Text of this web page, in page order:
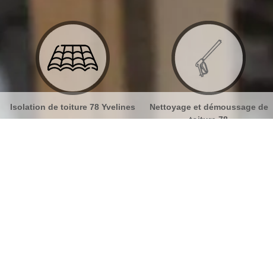
Yvelines
Nettoyage et démoussage de
toiture 78
Nettoyage et pose
78